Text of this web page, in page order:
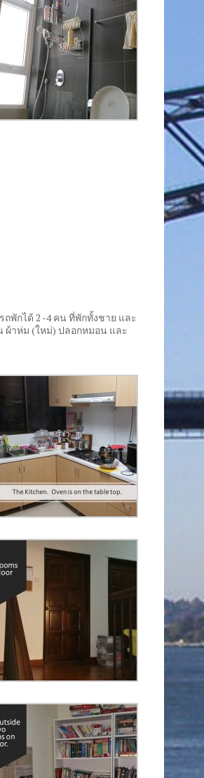
ถพักได้2 -4คน ที่พักทั้งชาย และ
ผ้าห่ม (ใหม่) ปลอกหมอน และ